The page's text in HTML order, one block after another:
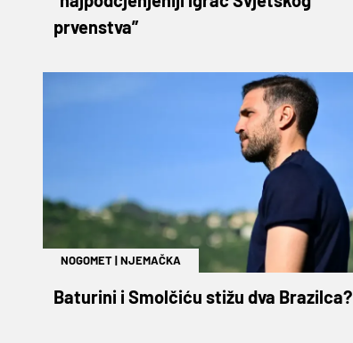
prvenstva”
NOGOMET|NJEMAČKA
Baturini i Smolčiću stižu dva Brazilca?